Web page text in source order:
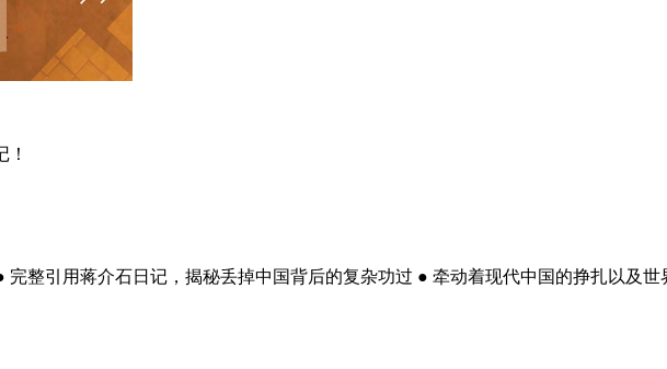
整引用蒋介石日记，揭秘丢掉中国背后的复杂功过 ● 牵动着现代中国的挣扎以及世